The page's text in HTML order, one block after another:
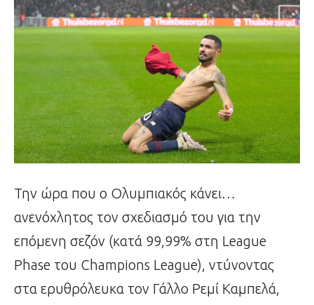
Την ώρα που ο Ολυμπιακός κάνει…
ανενόχλητος τον σχεδιασμό του για την
επόμενη σεζόν (κατά 99,99% στη League
Phase του Champions League), ντύνοντας
στα ερυθρόλευκα τον Γάλλο Ρεμί Καμπελά,